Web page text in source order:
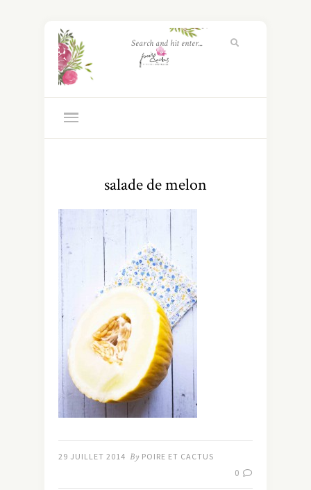
salade de melon
29 JUILLET 2014 By POIRE ET CACTUS
0